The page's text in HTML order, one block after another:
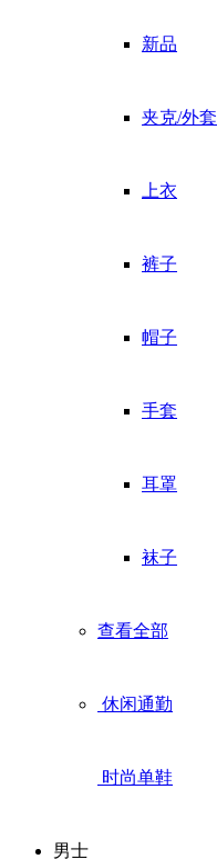
新品
夹克/外套
上衣
裤子
帽子
手套
耳罩
袜子
查看全部
休闲通勤
时尚单鞋
男士